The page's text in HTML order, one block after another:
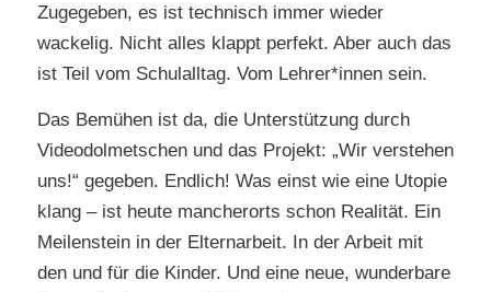
Zugegeben, es ist technisch immer wieder
wackelig. Nicht alles klappt perfekt. Aber auch das
ist Teil vom Schulalltag. Vom Lehrer*innen sein.
Das Bemühen ist da, die Unterstützung durch
Videodolmetschen und das Projekt: „Wir verstehen
uns!“ gegeben. Endlich! Was einst wie eine Utopie
klang – ist heute mancherorts schon Realität. Ein
Meilenstein in der Elternarbeit. In der Arbeit mit
den und für die Kinder. Und eine neue, wunderbare